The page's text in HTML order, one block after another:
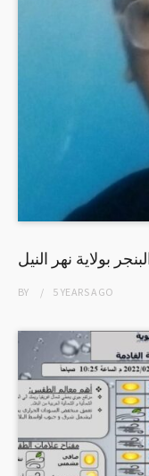
بولاية نهر النيل
BY 5 YEARSAGO